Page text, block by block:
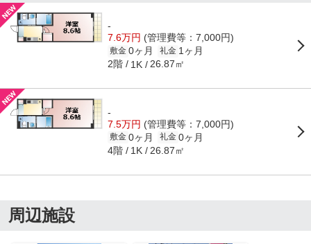
-
7.6万円 (管理費等：7,000円)
敷金 0ヶ月 礼金 1ヶ月
2階 1K 26.87㎡
-
7.5万円 (管理費等：7,000円)
敷金 0ヶ月 礼金 0ヶ月
4階 1K 26.87㎡
周辺施設